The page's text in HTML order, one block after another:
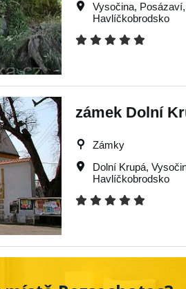
Vysočina, Posázaví
Havlíčkobrodsko
zámek Dolní
Zámky
Dolní Krupá,
Havlíčkobrodsko